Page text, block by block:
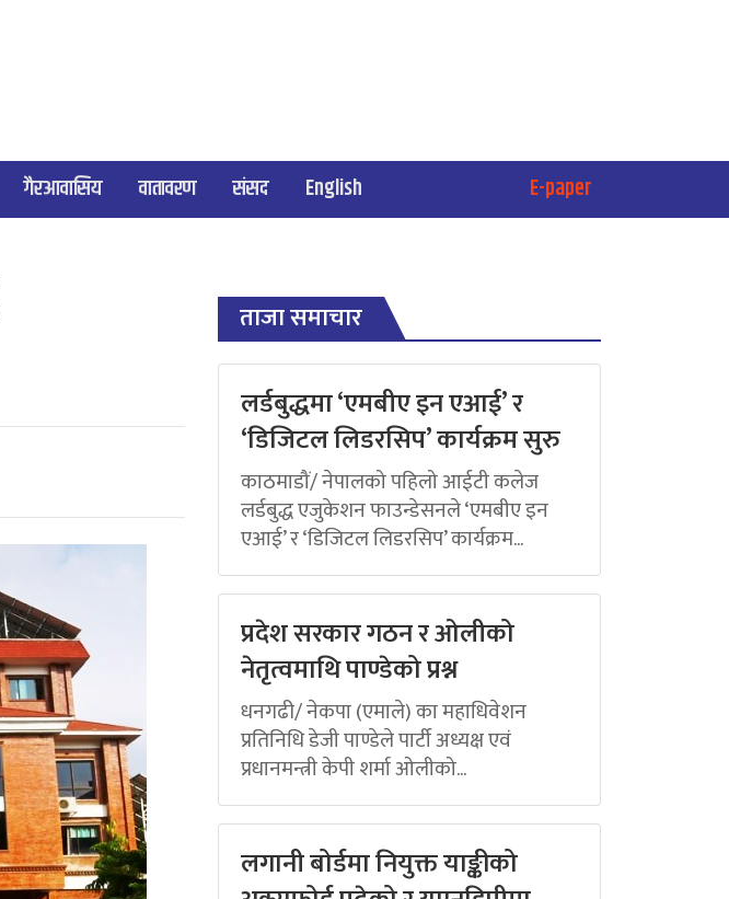
गैरआवासिय वातावरण संसद English E-paper
ताजा समाचार
लर्डबुद्धमा ‘एमबीए इन एआई’ र
‘डिजिटल लिडरसिप’ कार्यक्रम सुरु
काठमाडौं/ नेपालको पहिलो आईटी कलेज
लर्डबुद्ध एजुकेशन फाउन्डेसनले ‘एमबीए इन
एआई’ र ‘डिजिटल लिडरसिप’ कार्यक्रम...
प्रदेश सरकार गठन र ओलीको
नेतृत्वमाथि पाण्डेको प्रश्न
धनगढी/ नेकपा (एमाले) का महाधिवेशन
प्रतिनिधि डेजी पाण्डेले पार्टी अध्यक्ष एवं
प्रधानमन्त्री केपी शर्मा ओलीको...
लगानी बोर्डमा नियुक्त याङ्कीको